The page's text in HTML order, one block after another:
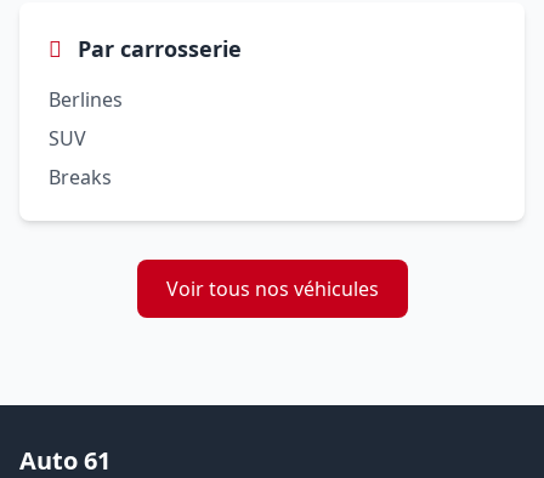
Par carrosserie
Berlines
SUV
Breaks
Voir tous nos véhicules
Auto 61